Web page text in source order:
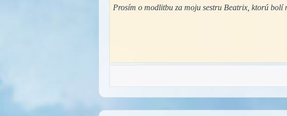
Prosím o modlitbu za moju sestru Beatrix, ktorú